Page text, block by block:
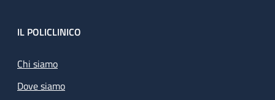
Footer
IL POLICLINICO
Chi siamo
Dove siamo